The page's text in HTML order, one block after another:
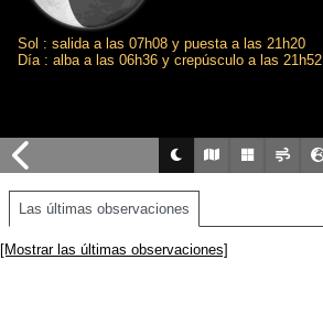
Sol : salida a las 07h08 y puesta a las 21h20
Día : alba a las 06h36 y crepúsculo a las 21h52
Las últimas observaciones
[Mostrar las últimas observaciones]